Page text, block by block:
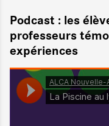
Podcast : les
professeurs
expériences